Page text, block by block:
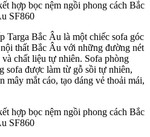
Targa Bắc Âu là một chiếc sofa góc
thất Bắc Âu với những đường nét
chất liệu tự nhiên. Sofa phòng
sofa được làm từ gỗ sồi tự nhiên,
mây mắt cáo, tạo dáng vẻ thoải mái,